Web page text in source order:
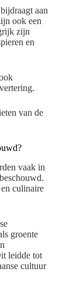
aan
ook een
zijn
en
van de
vaak in
culinaire
groente
leidde tot
cultuur